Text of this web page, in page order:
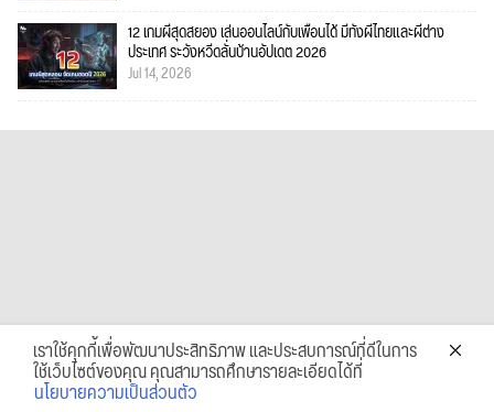
12 เกมผีสุดสยอง เล่นออนไลน์กับเพื่อนได้ มีทั้งผีไทยและผีต่าง
ประเทศ ระวังหวีดลั่นบ้านอัปเดต 2026
Jul 14, 2026
เราใช้คุกกี้เพื่อพัฒนาประสิทธิภาพ และประสบการณ์ที่ดีในการ
ใช้เว็บไซต์ของคุณ คุณสามารถศึกษารายละเอียดได้ที่
นโยบายความเป็นส่วนตัว